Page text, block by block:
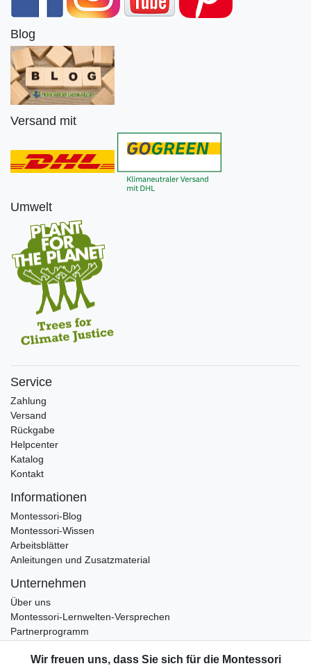
Blog
Versand mit
Umwelt
Service
Zahlung
Versand
Rückgabe
Helpcenter
Katalog
Kontakt
Informationen
Montessori-Blog
Montessori-Wissen
Arbeitsblätter
Anleitungen und Zusatzmaterial
Unternehmen
Über uns
Montessori-Lernwelten-Versprechen
Partnerprogramm